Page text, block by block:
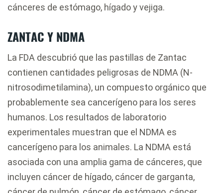
cánceres de estómago, hígado y vejiga.
ZANTAC Y NDMA
La FDA descubrió que las pastillas de Zantac
contienen cantidades peligrosas de NDMA (N-
nitrosodimetilamina), un compuesto orgánico que
probablemente sea cancerígeno para los seres
humanos. Los resultados de laboratorio
experimentales muestran que el NDMA es
cancerígeno para los animales. La NDMA está
asociada con una amplia gama de cánceres, que
incluyen cáncer de hígado, cáncer de garganta,